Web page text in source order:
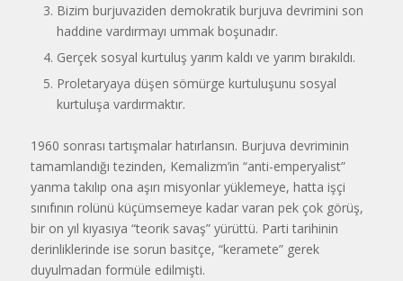
Bizim burjuvaziden demokratik burjuva devrimini son
haddine vardırmayı ummak boşunadır.
Gerçek sosyal kurtuluş yarım kaldı ve yarım bırakıldı.
Proletaryaya düşen sömürge kurtuluşunu sosyal
kurtuluşa vardırmaktır.
1960 sonrası tartışmalar hatırlansın. Burjuva devriminin
tamamlandığı tezinden, Kemalizm’in “anti-emperyalist”
yanma takılıp ona aşırı misyonlar yüklemeye, hatta işçi
sınıfının rolünü küçümsemeye kadar varan pek çok görüş,
bir on yıl kıyasıya “teorik savaş” yürüttü. Parti tarihinin
derinliklerinde ise sorun basitçe, “keramete” gerek
duyulmadan formüle edilmişti.